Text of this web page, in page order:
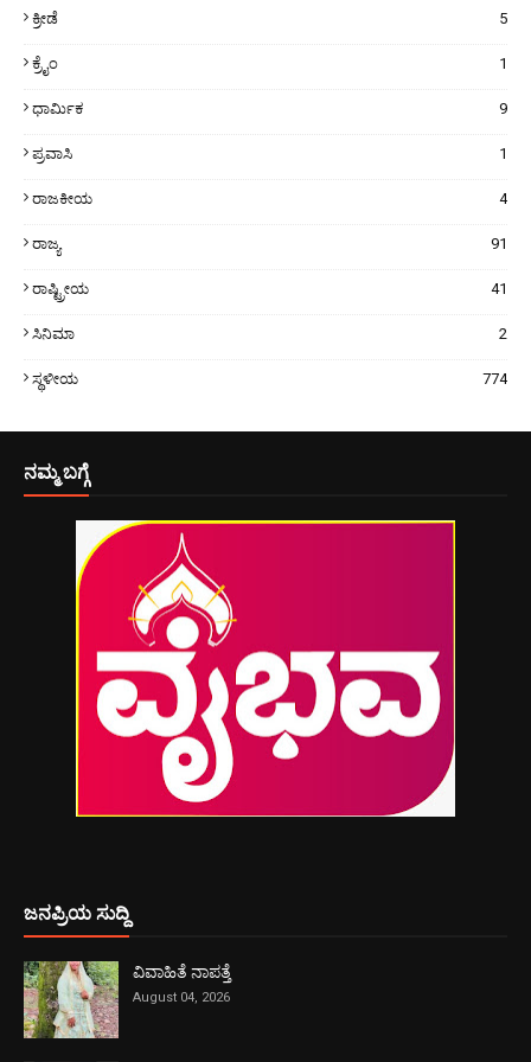
ಕ್ರೀಡೆ 5
ಕ್ರೈಂ 1
ಧಾರ್ಮಿಕ 9
ಪ್ರವಾಸಿ 1
ರಾಜಕೀಯ 4
ರಾಜ್ಯ 91
ರಾಷ್ಟ್ರೀಯ 41
ಸಿನಿಮಾ 2
ಸ್ಥಳೀಯ 774
ನಮ್ಮ ಬಗ್ಗೆ
ಜನಪ್ರಿಯ ಸುದ್ದಿ
ವಿವಾಹಿತೆ ನಾಪತ್ತೆ
August 04, 2026